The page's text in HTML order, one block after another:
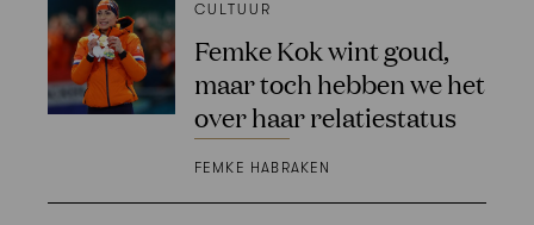
CULTUUR
Femke Kok wint goud,
maar toch hebben we het
over haar relatiestatus
FEMKE HABRAKEN